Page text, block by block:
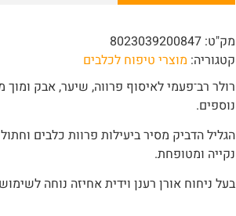
מק"ט: 8023039200847
קטגוריה: מוצרי טיפוח לכלבים
רולר רב־פעמי לאיסוף פרווה, שיער, אבק
נוספים.
הגליל הדביק מסיר ביעילות פרוות כלבים
נקייה ומטופחת.
בעל ניחוח אורן רענן וידית אחיזה נוחה לשימוש